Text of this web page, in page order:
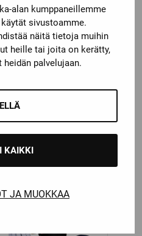
alan kumppaneillemme
sivustoamme.
näitä tietoja muihin
heille tai joita on kerätty,
palvelujaan.
KAIKKI
JA MUOKKAA
WARRIOR COVERT
JÄÄKIEKKOHANSKAT